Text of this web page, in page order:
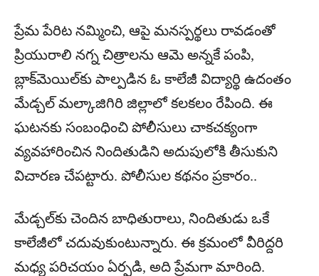
ప్రేమ పేరిట నమ్మించి, ఆపై మనస్పర్థలు రావడంతో
ప్రియురాలి నగ్న చిత్రాలను ఆమె అన్నకే పంపి,
బ్లాక్‌మెయిల్‌కు పాల్పడిన ఓ కాలేజీ విద్యార్థి ఉదంతం
మేడ్చల్ మల్కాజిగిరి జిల్లాలో కలకలం రేపింది. ఈ
ఘటనకు సంబంధించి పోలీసులు చాకచక్యంగా
వ్యవహారించిన నిందితుడిని అదుపులోకి తీసుకుని
విచారణ చేపట్టారు. పోలీసుల కథనం ప్రకారం..
మేడ్చల్‌కు చెందిన బాధితురాలు, నిందితుడు ఒకే
కాలేజీలో చదువుకుంటున్నారు. ఈ క్రమంలో వీరిద్దరి
మధ్య పరిచయం ఏర్పడి, అది ప్రేమగా మారింది.